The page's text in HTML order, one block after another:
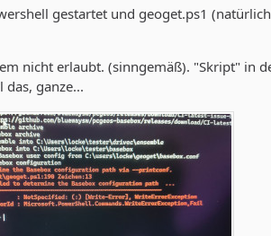
gestartet und geoget.ps1
nicht erlaubt. (sinngemäß). "Skript" in
ganze...